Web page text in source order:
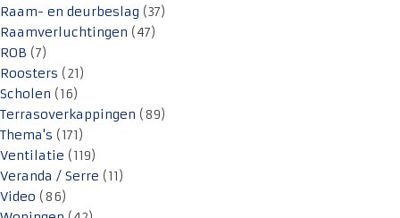
Raam- en deurbeslag (37)
Raamverluchtingen (47)
ROB (7)
Roosters (21)
Scholen (16)
Terrasoverkappingen (89)
Thema's (171)
Ventilatie (119)
Veranda / Serre (11)
Video (86)